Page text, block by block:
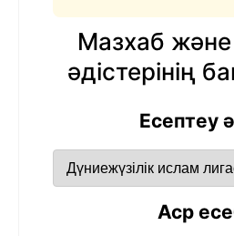
Мазхаб және
әдістерінің
Есептеу
Аср